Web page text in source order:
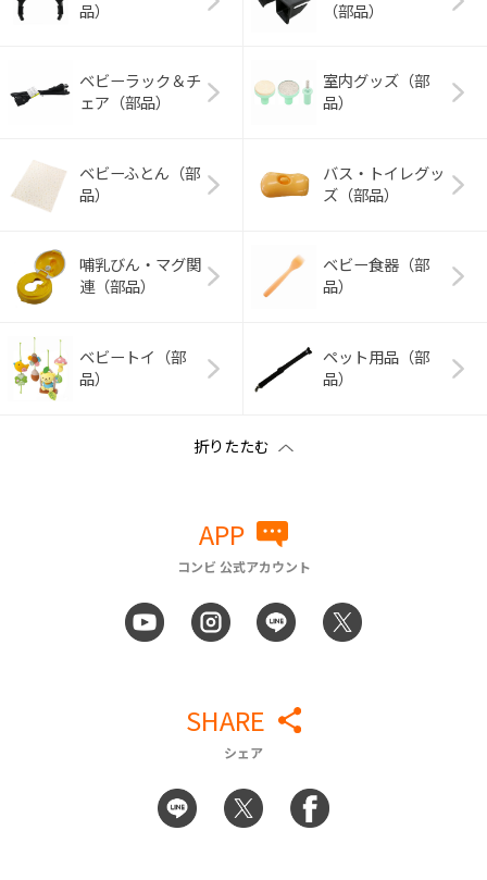
品）
（部品）
ベビーラック＆チ
ェア（部品）
室内グッズ（部
品）
ベビーふとん（部
品）
バス・トイレグッ
ズ（部品）
哺乳びん・マグ関
連（部品）
ベビー食器（部
品）
ベビートイ（部
品）
ペット用品（部
品）
APP
コンビ 公式アカウント
SHARE
シェア